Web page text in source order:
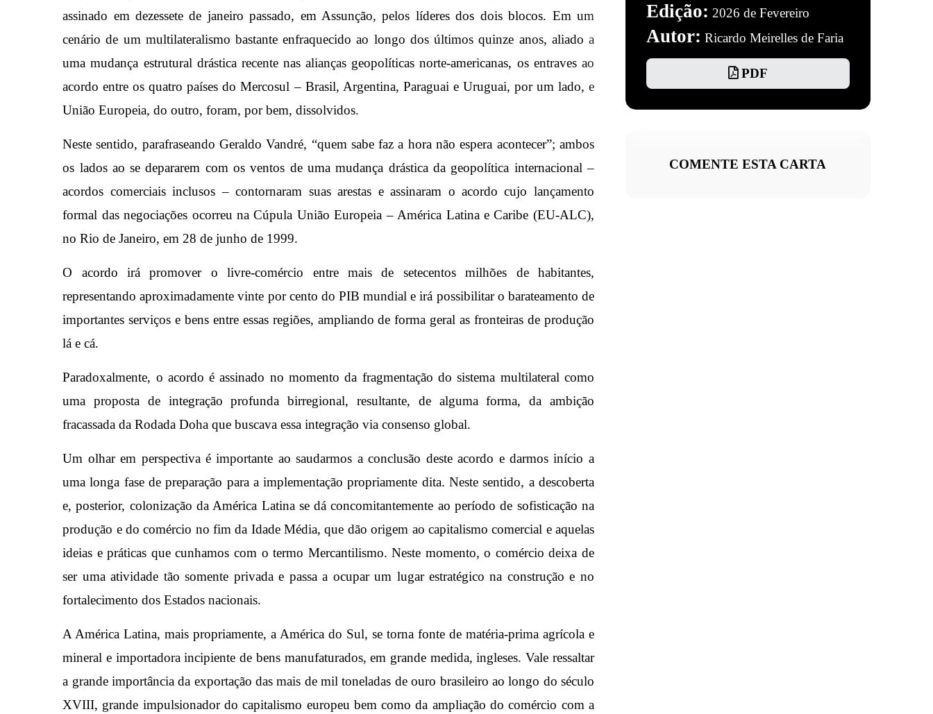
assinado em dezessete de janeiro passado, em Assunção, pelos líderes dos dois blocos. Em um
cenário de um multilateralismo bastante enfraquecido ao longo dos últimos quinze anos, aliado a
uma mudança estrutural drástica recente nas alianças geopolíticas norte-americanas, os entraves ao
acordo entre os quatro países do Mercosul – Brasil, Argentina, Paraguai e Uruguai, por um lado, e
União Europeia, do outro, foram, por bem, dissolvidos.
Neste sentido, parafraseando Geraldo Vandré, “quem sabe faz a hora não espera acontecer”; ambos
os lados ao se depararem com os ventos de uma mudança drástica da geopolítica internacional –
acordos comerciais inclusos – contornaram suas arestas e assinaram o acordo cujo lançamento
formal das negociações ocorreu na Cúpula União Europeia – América Latina e Caribe (EU-ALC),
no Rio de Janeiro, em 28 de junho de 1999.
O acordo irá promover o livre-comércio entre mais de setecentos milhões de habitantes,
representando aproximadamente vinte por cento do PIB mundial e irá possibilitar o barateamento de
importantes serviços e bens entre essas regiões, ampliando de forma geral as fronteiras de produção
lá e cá.
Paradoxalmente, o acordo é assinado no momento da fragmentação do sistema multilateral como
uma proposta de integração profunda birregional, resultante, de alguma forma, da ambição
fracassada da Rodada Doha que buscava essa integração via consenso global.
Um olhar em perspectiva é importante ao saudarmos a conclusão deste acordo e darmos início a
uma longa fase de preparação para a implementação propriamente dita. Neste sentido, a descoberta
e, posterior, colonização da América Latina se dá concomitantemente ao período de sofisticação na
produção e do comércio no fim da Idade Média, que dão origem ao capitalismo comercial e aquelas
ideias e práticas que cunhamos com o termo Mercantilismo. Neste momento, o comércio deixa de
ser uma atividade tão somente privada e passa a ocupar um lugar estratégico na construção e no
fortalecimento dos Estados nacionais.
A América Latina, mais propriamente, a América do Sul, se torna fonte de matéria-prima agrícola e
mineral e importadora incipiente de bens manufaturados, em grande medida, ingleses. Vale ressaltar
a grande importância da exportação das mais de mil toneladas de ouro brasileiro ao longo do século
XVIII, grande impulsionador do capitalismo europeu bem como da ampliação do comércio com a
Edição: 2026 de Fevereiro
Autor: Ricardo Meirelles de Faria
PDF
COMENTE ESTA CARTA